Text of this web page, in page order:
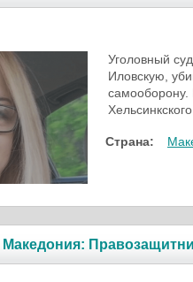
Уголовный
Иловскую,
самооборону.
Страна: